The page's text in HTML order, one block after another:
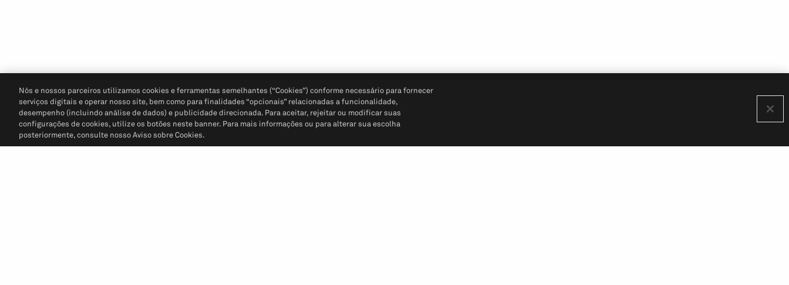
Nós e nossos parceiros utilizamos cookies e ferramentas semelhantes (“Cookies”) conforme necessário para fornecer
serviços digitais e operar nosso site, bem como para finalidades “opcionais” relacionadas a funcionalidade,
desempenho (incluindo análise de dados) e publicidade direcionada. Para aceitar, rejeitar ou modificar suas
configurações de cookies, utilize os botões neste banner. Para mais informações ou para alterar sua escolha
posteriormente, consulte nosso Aviso sobre Cookies.